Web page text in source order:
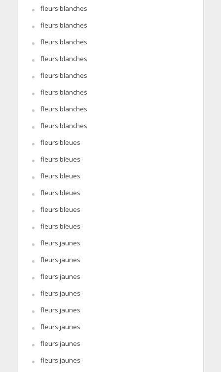
fleurs blanches
fleurs blanches
fleurs blanches
fleurs blanches
fleurs blanches
fleurs blanches
fleurs blanches
fleurs blanches
fleurs bleues
fleurs bleues
fleurs bleues
fleurs bleues
fleurs bleues
fleurs bleues
fleurs jaunes
fleurs jaunes
fleurs jaunes
fleurs jaunes
fleurs jaunes
fleurs jaunes
fleurs jaunes
fleurs jaunes